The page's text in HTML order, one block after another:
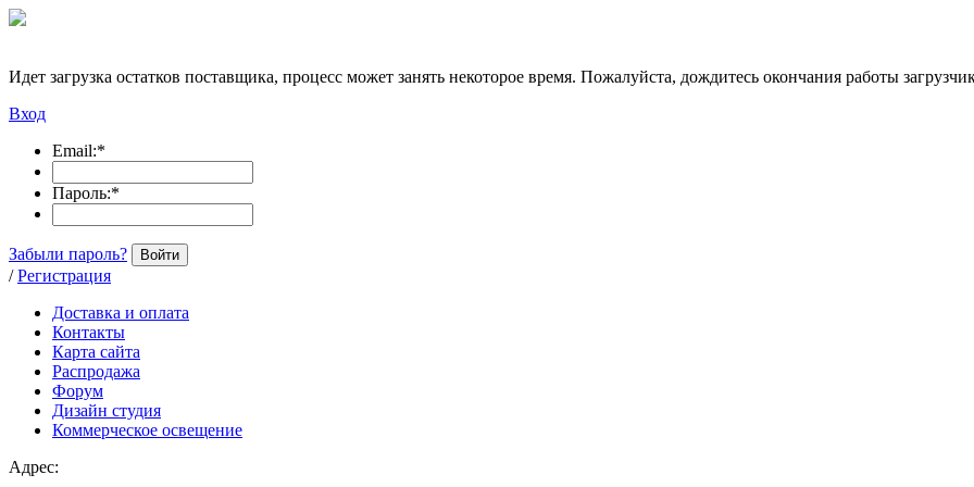
Идет загрузка остатков поставщика, процесс может занять некоторое время. Пожалуйста, дождитесь окончания работы
Вход
Email:*
Пароль:*
Забыли пароль? Войти
/ Регистрация
Доставка и оплата
Контакты
Карта сайта
Распродажа
Форум
Дизайн студия
Коммерческое освещение
Адрес: